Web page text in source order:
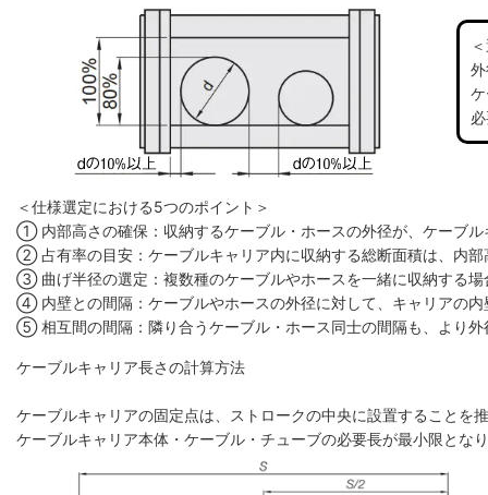
＜仕様選定における5つのポイント＞
① 内部高さの確保：収納するケーブル・ホースの外径が、ケーブ
② 占有率の目安：ケーブルキャリア内に収納する総断面積は、内
③ 曲げ半径の選定：複数種のケーブルやホースを一緒に収納する
④ 内壁との間隔：ケーブルやホースの外径に対して、キャリアの
⑤ 相互間の間隔：隣り合うケーブル・ホース同士の間隔も、より
ケーブルキャリア長さの計算方法
ケーブルキャリアの固定点は、ストロークの中央に設置することを
ケーブルキャリア本体・ケーブル・チューブの必要長が最小限とな